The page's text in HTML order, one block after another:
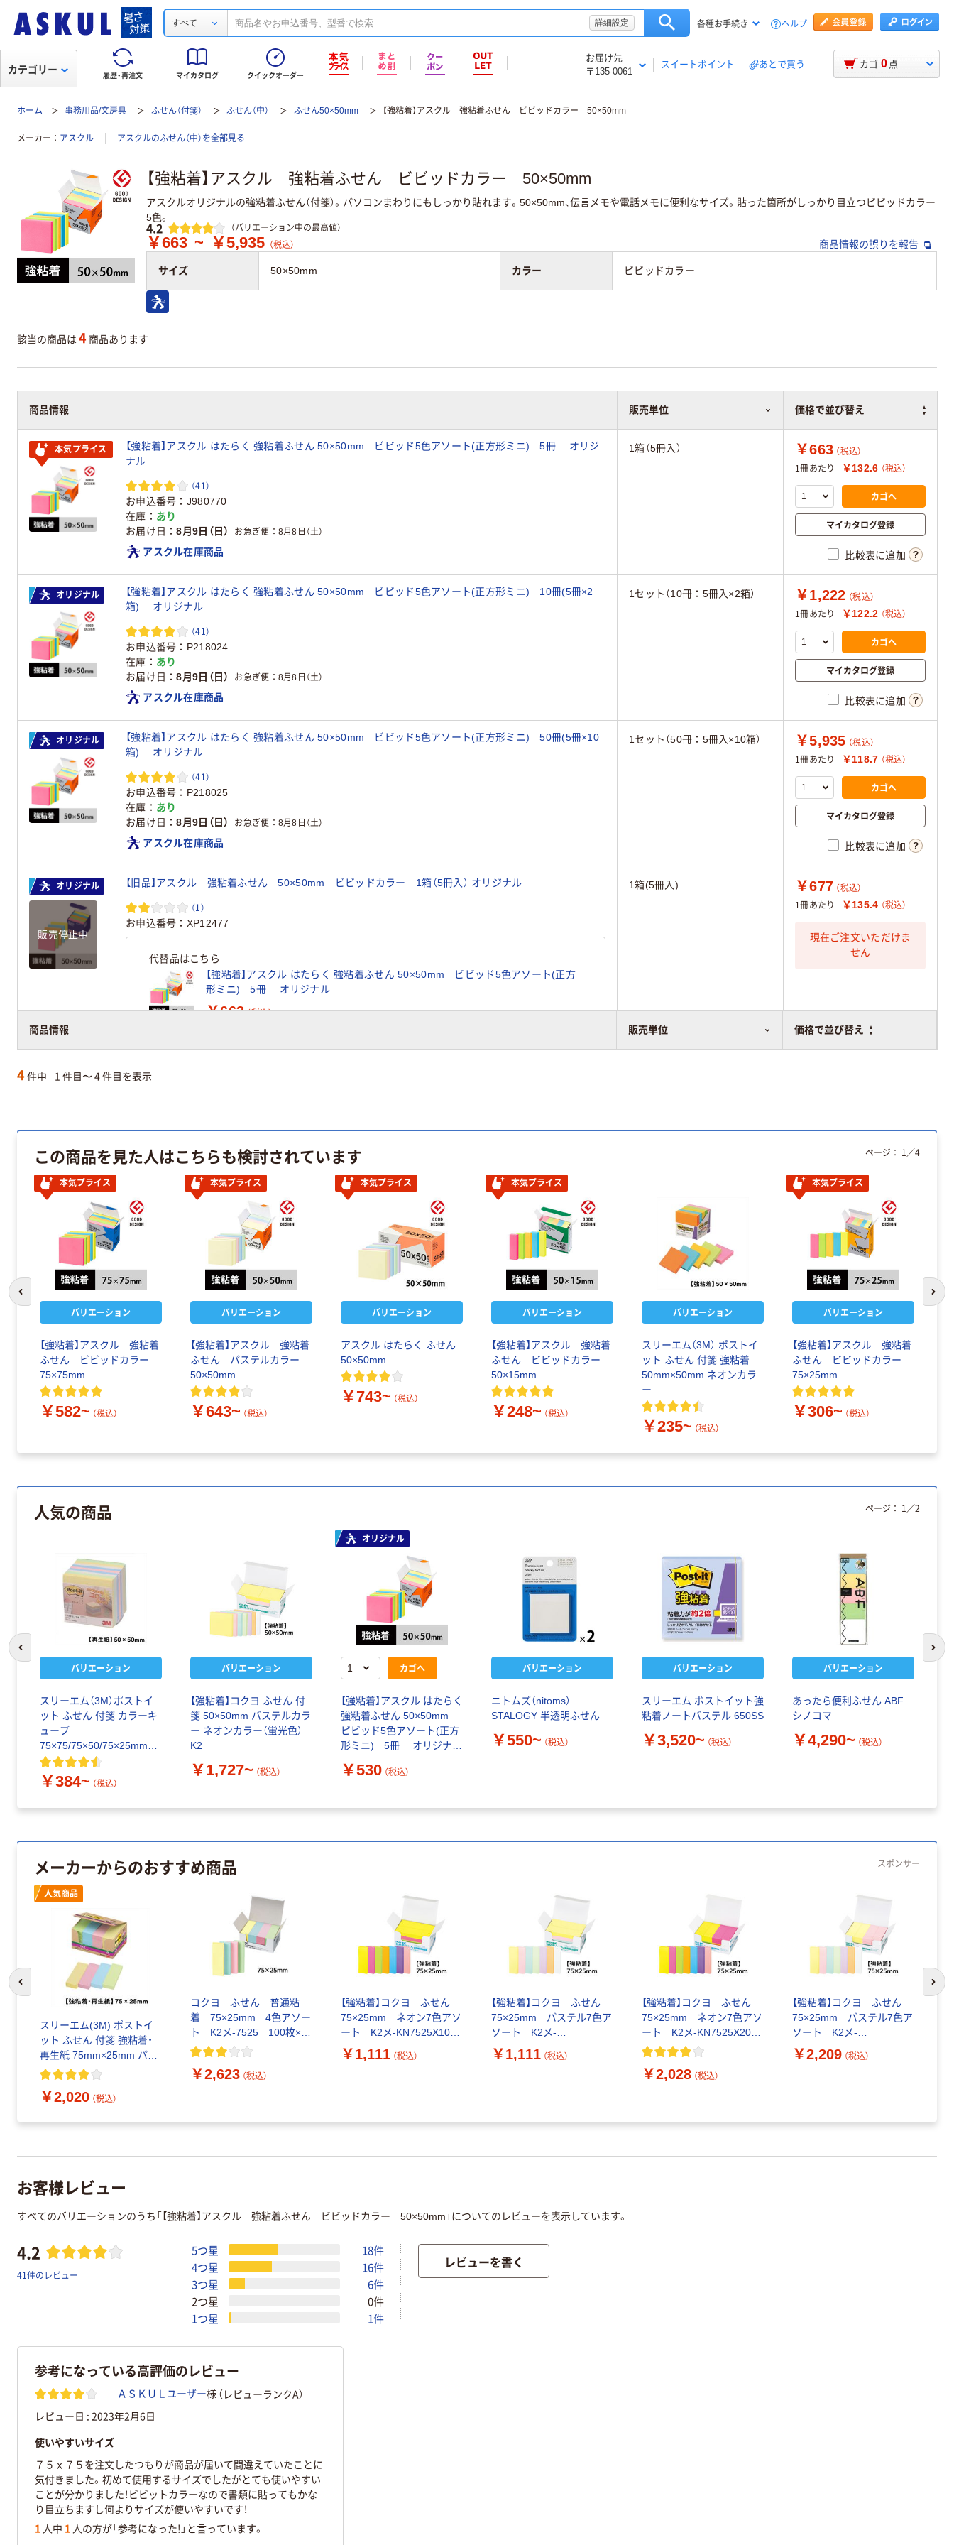
すべて 詳細設定 各種お手続き ヘルプ
履歴・再注文 マイカタログ クイックオーダー
お届け先
〒135-0061
スイートポイント あとで買う
カテゴリー カゴ 0 点
ホーム 事務用品/文房具 ふせん（付箋） ふせん（中） ふせん50×50mm 【強粘着】アスクル 強粘着ふせん ビビッドカラー 50×50mm
メーカー アスクル アスクルのふせん（中）を全部見る
【強粘着】アスクル 強粘着ふせん ビビッドカラー 50×50mm
アスクルオリジナルの強粘着ふせん（付箋）。パソコンまわりにもしっかり貼れます。50×50mm、伝言メモや電話メモに便利なサイズ。貼った箇所がしっかり目立つビビッドカラー
5色。
レビュー
4.2 （バリエーション中の最高値）
￥663 ~ ￥5,935 （税込） 商品情報の誤りを報告
サイズ 50×50mm カラー ビビッドカラー
該当の商品は 4 商品あります
商品情報 販売単位 価格で並び替え
商品情報 販売単位 価格で並び替え
本気プライス
【強粘着】アスクル はたらく 強粘着ふせん 50×50mm ビビッド5色アソート(正方形ミニ) 5冊 オリジ
ナル
（41）
お申込番号
J980770
在庫
あり
お届け日
8月9日（日） お急ぎ便 8月8日（土）
アスクル在庫商品
1箱（5冊入） ￥663 （税込）
1冊あたり
￥132.6 （税込）
カゴへ
マイカタログ登録
比較表に追加
オリジナル
【強粘着】アスクル はたらく 強粘着ふせん 50×50mm ビビッド5色アソート(正方形ミニ) 10冊(5冊×2
箱) オリジナル
（41）
お申込番号
P218024
在庫
あり
お届け日
8月9日（日） お急ぎ便 8月8日（土）
アスクル在庫商品
1セット（10冊：5冊入×2箱） ￥1,222 （税込）
1冊あたり
￥122.2 （税込）
カゴへ
マイカタログ登録
比較表に追加
オリジナル
【強粘着】アスクル はたらく 強粘着ふせん 50×50mm ビビッド5色アソート(正方形ミニ) 50冊(5冊×10
箱) オリジナル
（41）
お申込番号
P218025
在庫
あり
お届け日
8月9日（日） お急ぎ便 8月8日（土）
アスクル在庫商品
1セット（50冊：5冊入×10箱） ￥5,935 （税込）
1冊あたり
￥118.7 （税込）
カゴへ
マイカタログ登録
比較表に追加
オリジナル
販売停止中
【旧品】アスクル 強粘着ふせん 50×50mm ビビッドカラー 1箱（5冊入） オリジナル
（1）
お申込番号 XP12477
代替品はこちら
【強粘着】アスクル はたらく 強粘着ふせん 50×50mm ビビッド5色アソート(正方
形ミニ) 5冊 オリジナル
￥663 （税込）
1箱(5冊入) ￥677 （税込）
1冊あたり
￥135.4 （税込）
現在ご注文いただけま
せん
4 件中 1 件目〜 4 件目を表示
この商品を見た人はこちらも検討されています
本気プライス
バリエーション
【強粘着】アスクル 強粘着
ふせん ビビッドカラー
75×75mm
￥582~ （税込）
本気プライス
バリエーション
【強粘着】アスクル 強粘着
ふせん パステルカラー
50×50mm
￥643~ （税込）
本気プライス
バリエーション
アスクル はたらく ふせん
50×50mm
￥743~ （税込）
本気プライス
バリエーション
【強粘着】アスクル 強粘着
ふせん ビビッドカラー
50×15mm
￥248~ （税込）
バリエーション
スリーエム（3M） ポストイ
ット ふせん 付箋 強粘着
50mm×50mm ネオンカラ
ー
￥235~ （税込）
本気プライス
バリエーション
【強粘着】アスクル 強粘着
ふせん ビビッドカラー
75×25mm
￥306~ （税込）
ページ： 1 ／4
前のスライドへ 次
人気の商品
バリエーション
スリーエム（3M）ポストイ
ット ふせん 付箋 カラーキ
ューブ
75×75/75×50/75×25mm他
パステル・ネオン
￥384~ （税込）
バリエーション
【強粘着】コクヨ ふせん 付
箋 50×50mm パステルカラ
ー ネオンカラー（蛍光色）
K2
￥1,727~ （税込）
オリジナル
カゴへ
【強粘着】アスクル はたらく
強粘着ふせん 50×50mm
ビビッド5色アソート(正方
形ミニ) 5冊 オリジナル
￥530 （税込）
バリエーション
ニトムズ（nitoms）
STALOGY 半透明ふせん
￥550~ （税込）
バリエーション
スリーエム ポストイット強
粘着ノートパステル 650SS
￥3,520~ （税込）
バリエーション
あったら便利ふせん ABF
シノコマ
￥4,290~ （税込）
ページ： 1 ／2
次
メーカーからのおすすめ商品 スポンサー
人気商品
スリーエム(3M) ポストイ
ット ふせん 付箋 強粘着・
再生紙 75mm×25mm パス
テルカラー4色 1箱（20冊
￥2,020 （税込）
コクヨ ふせん 普通粘
着 75×25mm 4色アソー
ト K2メ-7525 100枚×20
冊×2箱 〈K2〉（直送品）
￥2,623 （税込）
【強粘着】コクヨ ふせん
75×25mm ネオン7色アソ
ート K2メ-KN7525X10
90枚×10冊×1箱 〈K2〉
￥1,111 （税込）
【強粘着】コクヨ ふせん
75×25mm パステル7色ア
ソート K2メ-
KP7525X10 90枚×10冊
×1箱 〈K2〉
￥1,111 （税込）
【強粘着】コクヨ ふせん
75×25mm ネオン7色アソ
ート K2メ-KN7525X20
90枚×20冊×1箱 〈K2〉
￥2,028 （税込）
【強粘着】コクヨ ふせん
75×25mm パステル7色ア
ソート K2メ-
KP7525X20 90枚×20冊
×1箱 〈K2〉
￥2,209 （税込）
前のスライドへ 次
お客様レビュー
すべてのバリエーションのうち「【強粘着】アスクル 強粘着ふせん ビビッドカラー 50×50mm」についてのレビューを表示しています。
4.2
41件のレビュー
5つ星
18件
4つ星
16件
3つ星
6件
2つ星
0件
1つ星
1件
レビューを書く
参考になっている高評価のレビュー
ＡＳＫＵＬユーザー様 （レビューランクA）
レビュー日 : 2023年2月6日
使いやすいサイズ
７５ｘ７５を注文したつもりが商品が届いて間違えていたことに
気付きました。初めて使用するサイズでしたがとても使いやすい
ことが分かりました！ビビットカラーなので書類に貼ってもかな
り目立ちますし何よりサイズが使いやすいです！
1 人中 1 人の方が「参考になった!」と言っています。